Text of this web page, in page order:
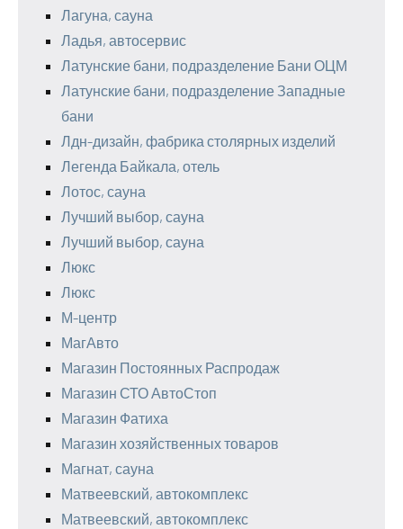
Лагуна, сауна
Ладья, автосервис
Латунские бани, подразделение Бани ОЦМ
Латунские бани, подразделение Западные
бани
Лдн-дизайн, фабрика столярных изделий
Легенда Байкала, отель
Лотос, сауна
Лучший выбор, сауна
Лучший выбор, сауна
Люкс
Люкс
М-центр
МагАвто
Магазин Постоянных Распродаж
Магазин СТО АвтоСтоп
Магазин Фатиха
Магазин хозяйственных товаров
Магнат, сауна
Матвеевский, автокомплекс
Матвеевский, автокомплекс